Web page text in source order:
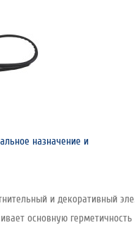
назначение и
и декоративный
основную